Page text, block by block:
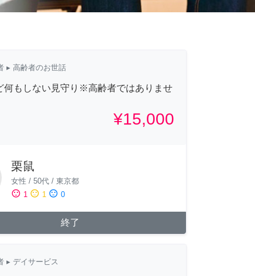
▸ 高齢者のお世話
何もしない見守り※高齢者ではありませ
¥15,000
栗鼠
女性 / 50代/ 東京都
sentiment_satisfied 1 sentiment_neutral 1 sentiment_dissatisfied 0
終了
▸ デイサービス